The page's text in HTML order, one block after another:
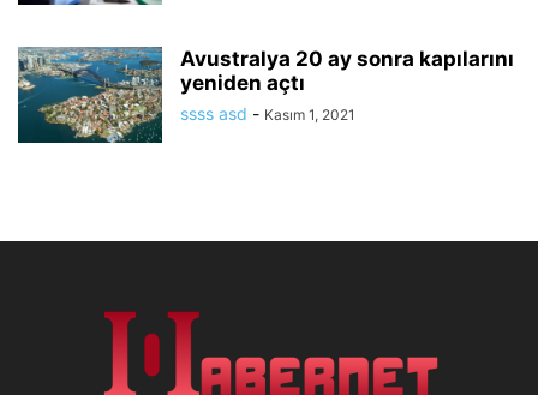
Avustralya 20 ay sonra kapılarını
yeniden açtı
ssss asd - Kasım 1, 2021